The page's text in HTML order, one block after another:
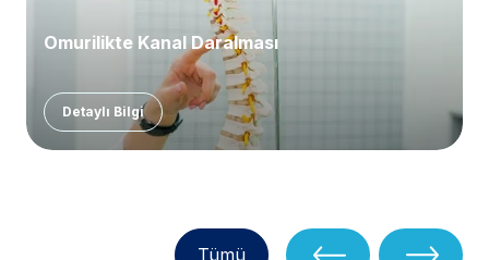
Omurilikte Kanal Daralması
Detaylı Bilgi
Tümü